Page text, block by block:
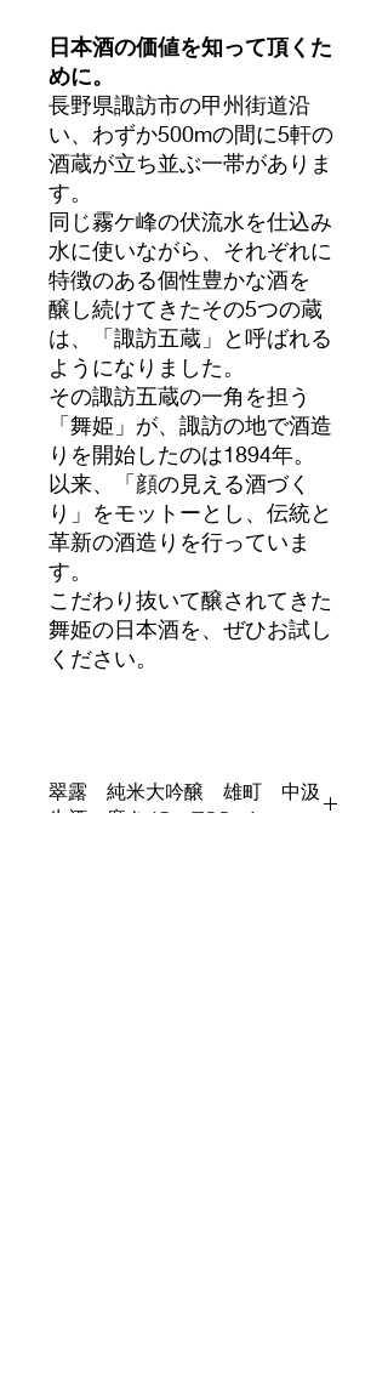
日本酒の価値を知って頂くた
めに。
長野県諏訪市の甲州街道沿
い、わずか500mの間に5軒の
酒蔵が立ち並ぶ一帯がありま
す。
同じ霧ケ峰の伏流水を仕込み
水に使いながら、それぞれに
特徴のある個性豊かな酒を
醸し続けてきたその5つの蔵
は、「諏訪五蔵」と呼ばれる
ようになりました。
その諏訪五蔵の一角を担う
「舞姫」が、諏訪の地で酒造
りを開始したのは1894年。
以来、「顔の見える酒づく
り」をモットーとし、伝統と
革新の酒造りを行っていま
す。
こだわり抜いて醸されてきた
舞姫の日本酒を、ぜひお試し
ください。
翠露 純米大吟醸 雄町 中汲
生酒 磨き49 720ml